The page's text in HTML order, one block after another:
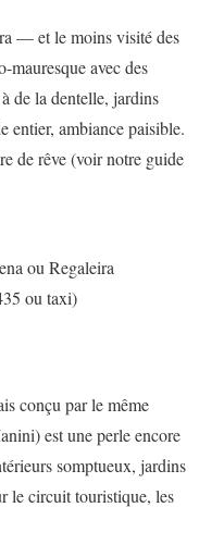
— et le moins visité des
mauresque avec des
de la dentelle, jardins
entier, ambiance paisible.
de rêve (voir notre guide
ou Regaleira
ou taxi)
conçu par le même
est une perle encore
somptueux, jardins
le circuit touristique, les